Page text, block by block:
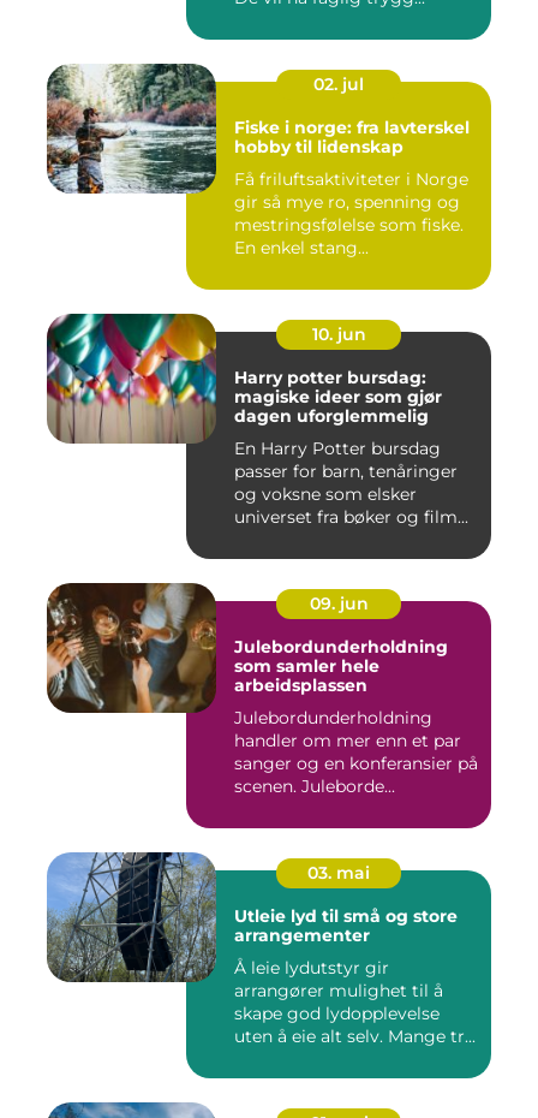
02. jul
Fiske i norge: fra lavterskel
hobby til lidenskap
Få friluftsaktiviteter i Norge
gir så mye ro, spenning og
mestringsfølelse som fiske.
En enkel stang...
10. jun
Harry potter bursdag:
magiske ideer som gjør
dagen uforglemmelig
En Harry Potter bursdag
passer for barn, tenåringer
og voksne som elsker
universet fra bøker og film...
09. jun
Julebordunderholdning
som samler hele
arbeidsplassen
Julebordunderholdning
handler om mer enn et par
sanger og en konferansier på
scenen. Juleborde...
03. mai
Utleie lyd til små og store
arrangementer
Å leie lydutstyr gir
arrangører mulighet til å
skape god lydopplevelse
uten å eie alt selv. Mange tr...